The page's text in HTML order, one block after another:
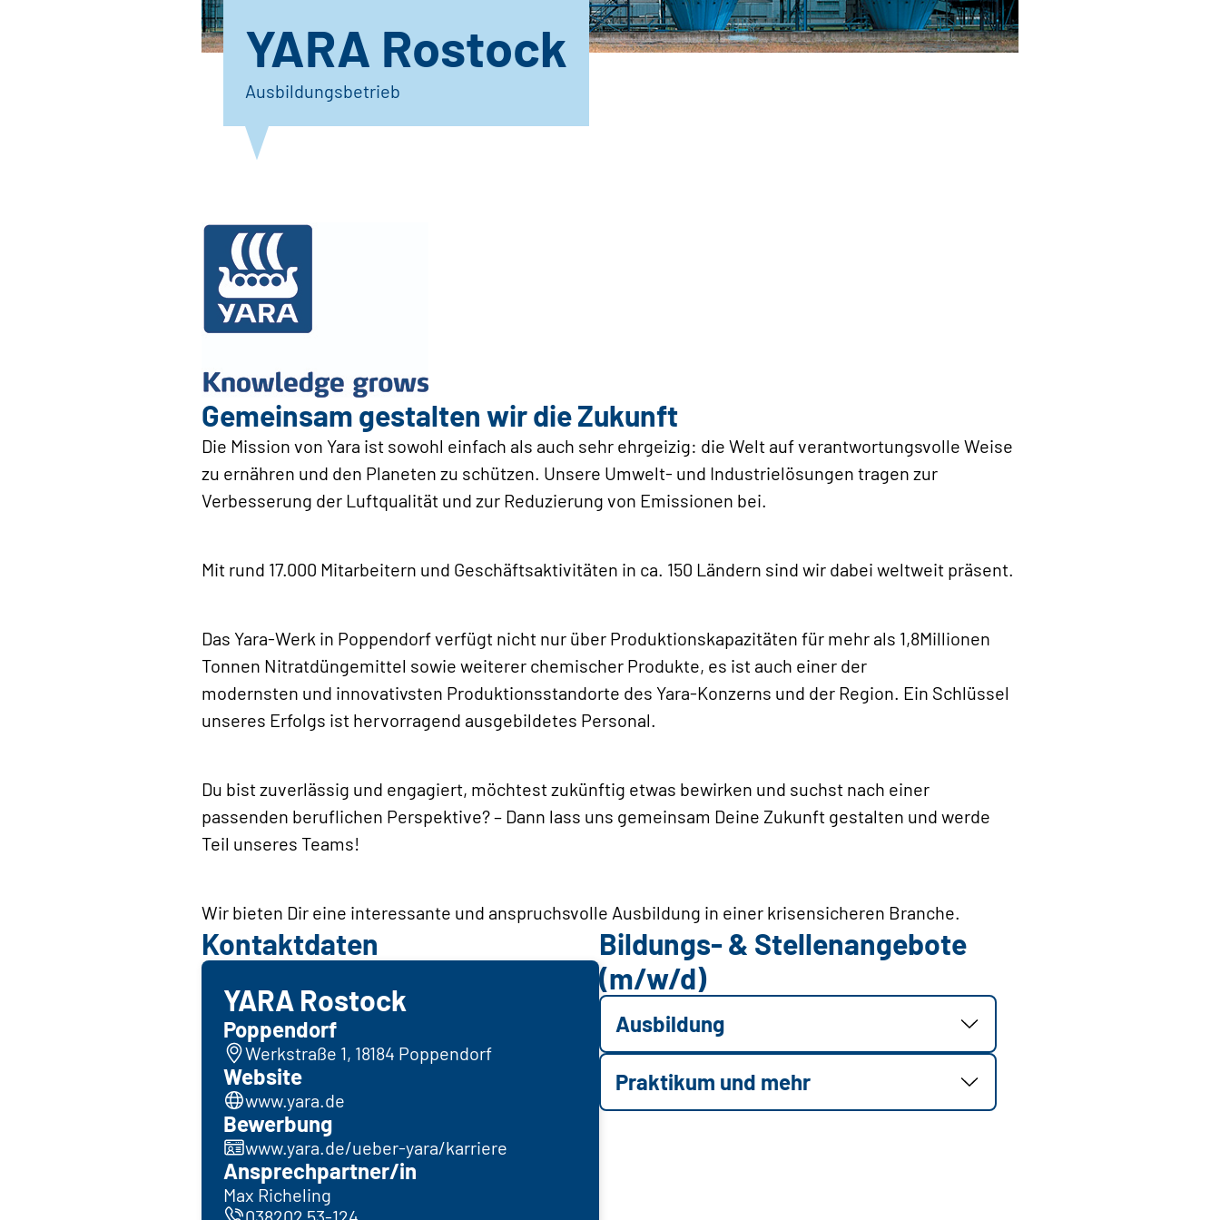
YARA Rostock
Ausbildungsbetrieb
Gemeinsam gestalten wir die Zukunft
Die Mission von Yara ist sowohl einfach als auch sehr ehrgeizig: die Welt auf verantwortungsvolle Weise
zu ernähren und den Planeten zu schützen. Unsere Umwelt- und Industrielösungen tragen zur
Verbesserung der Luftqualität und zur Reduzierung von Emissionen bei.
Mit rund 17.000 Mitarbeitern und Geschäftsaktivitäten in ca. 150 Ländern sind wir dabei weltweit präsent.
Das Yara-Werk in Poppendorf verfügt nicht nur über Produktionskapazitäten für mehr als 1,8Millionen
Tonnen Nitratdüngemittel sowie weiterer chemischer Produkte, es ist auch einer der
modernsten und innovativsten Produktionsstandorte des Yara-Konzerns und der Region. Ein Schlüssel
unseres Erfolgs ist hervorragend ausgebildetes Personal.
Du bist zuverlässig und engagiert, möchtest zukünftig etwas bewirken und suchst nach einer
passenden beruflichen Perspektive? – Dann lass uns gemeinsam Deine Zukunft gestalten und werde
Teil unseres Teams!
Wir bieten Dir eine interessante und anspruchsvolle Ausbildung in einer krisensicheren Branche.
Kontaktdaten
YARA Rostock
Poppendorf
Werkstraße 1, 18184 Poppendorf
Website
www.yara.de
Bewerbung
www.yara.de/ueber-yara/karriere
Ansprechpartner/in
Max Richeling
Bildungs- & Stellenangebote
(m/w/d)
Ausbildung
Praktikum und mehr